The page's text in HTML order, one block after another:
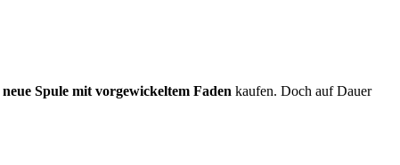
neue Spule mit vorgewickeltem Faden kaufen. Doch auf Dauer